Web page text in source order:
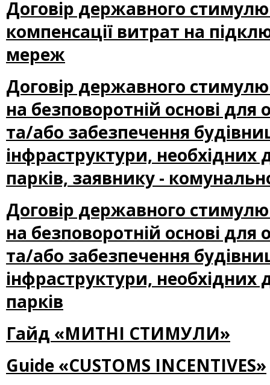
Договір державного
компенсації витрат на
мереж
Договір державного
на безповоротній основі
та/або забезпечення
інфраструктури, необхідних
парків, заявнику -
Договір державного
на безповоротній основі
та/або забезпечення
інфраструктури, необхідних
парків
Гайд «МИТНІ СТИМУЛИ»
Guide «CUSTOMS INCENTIVES»